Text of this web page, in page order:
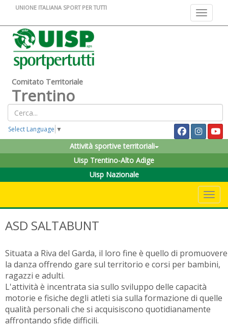
Toggle
UNIONE ITALIANA SPORT PER TUTTI
Comitato Territoriale
Trentino
Select Language ▼
Attività sportive territoriali
Uisp Trentino-Alto Adige
Uisp Nazionale
ASD SALTABUNT
Situata a Riva del Garda, il loro fine è quello di promuovere
la danza offrendo gare sul territorio e corsi per bambini,
ragazzi e adulti.
L'attività è incentrata sia sullo sviluppo delle capacità
motorie e fisiche degli atleti sia sulla formazione di quelle
qualità personali che si acquisiscono quotidianamente
affrontando sfide difficili.